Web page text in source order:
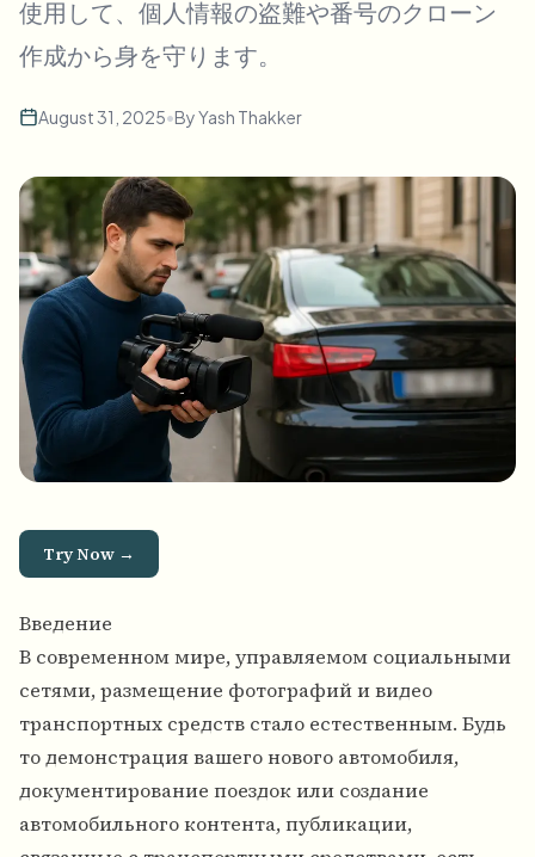
一括動画ぼかし
複数の動画をまとめて処理
API & SDK
アップロード、ジョブ、ウェブフックを自動化
お問い合わせフォーム
ビデオインテリジェンス
一括背景除去
使用して、個人情報の盗難や番号のクローン
作成から身を守ります。
August 31, 2025•ByYash Thakker
Try Now →
Введение
В современном мире, управляемом социальными
сетями, размещение фотографий и видео
транспортных средств стало естественным. Будь
то демонстрация вашего нового автомобиля,
документирование поездок или создание
автомобильного контента, публикации,